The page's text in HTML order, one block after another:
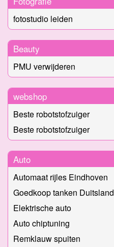
fotostudio leiden
Beauty
PMU verwijderen
webshop
Beste robotstofzuiger
Beste robotstofzuiger
Auto
Automaat rijles Eindhoven
Goedkoop tanken Duitsland
Elektrische auto
Auto chiptuning
Remklauw spuiten